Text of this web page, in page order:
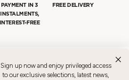
PAYMENT IN 3
INSTALMENTS,
INTEREST-FREE
FREE DELIVERY
Sign up now and enjoy privileged access
to our exclusive selections, latest news,